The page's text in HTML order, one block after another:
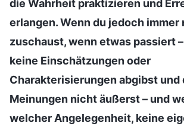
die Wahrheit praktizieren und
erlangen. Wenn du jedoch immer
zuschaust, wenn etwas passiert
keine Einschätzungen oder
Charakterisierungen abgibst und
Meinungen nicht äußerst – und
welcher Angelegenheit, keine